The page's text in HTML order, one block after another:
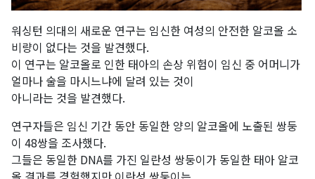
워싱턴 의대의 새로운 연구는 임신한 여성의 안전한 알코올 소
비량이 없다는 것을 발견했다.
이 연구는 알코올로 인한 태아의 손상 위험이 임신 중 어머니가
얼마나 술을 마시느냐에 달려 있는 것이
아니라는 것을 발견했다.
연구자들은 임신 기간 동안 동일한 양의 알코올에 노출된 쌍둥
이 48쌍을 조사했다.
그들은 동일한 DNA를 가진 일란성 쌍둥이가 동일한 태아 알코